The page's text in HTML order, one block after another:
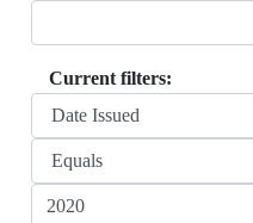
Current filters: